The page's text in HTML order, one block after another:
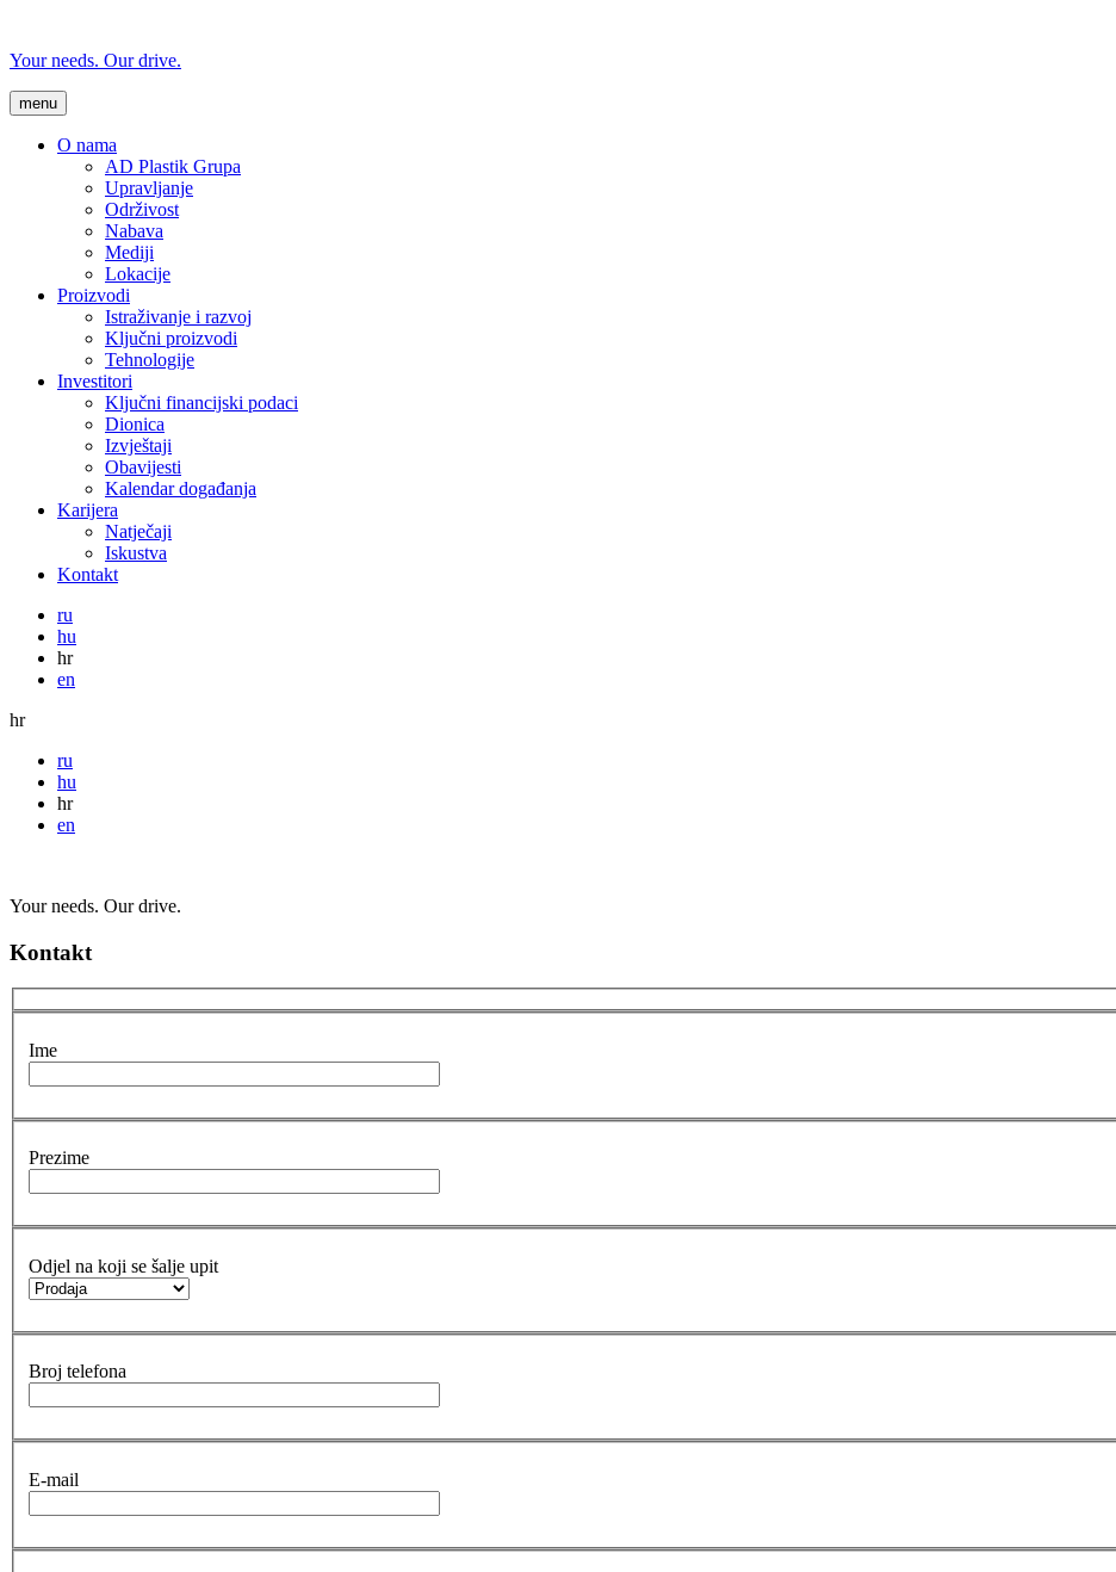
Your needs. Our drive.
menu
O nama
AD Plastik Grupa
Upravljanje
Održivost
Nabava
Mediji
Lokacije
Proizvodi
Istraživanje i razvoj
Ključni proizvodi
Tehnologije
Investitori
Ključni financijski podaci
Dionica
Izvještaji
Obavijesti
Kalendar događanja
Karijera
Natječaji
Iskustva
Kontakt
ru
hu
hr
en
hr
ru
hu
hr
en
Your needs. Our drive.
Kontakt
Ime
Prezime
Odjel na koji se šalje upit
Broj telefona
E-mail